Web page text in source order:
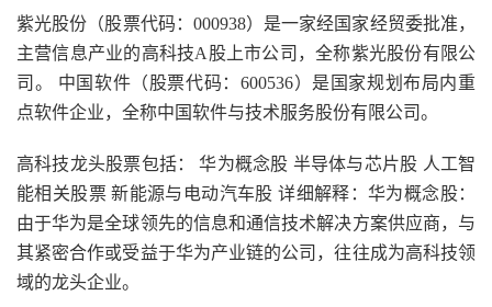
紫光股份（股票代码：000938）是一家经国家经贸委批准，
主营信息产业的高科技A股上市公司，全称紫光股份有限公
司。 中国软件（股票代码：600536）是国家规划布局内重
点软件企业，全称中国软件与技术服务股份有限公司。
高科技龙头股票包括： 华为概念股 半导体与芯片股 人工智
能相关股票 新能源与电动汽车股 详细解释：华为概念股：
由于华为是全球领先的信息和通信技术解决方案供应商，与
其紧密合作或受益于华为产业链的公司，往往成为高科技领
域的龙头企业。